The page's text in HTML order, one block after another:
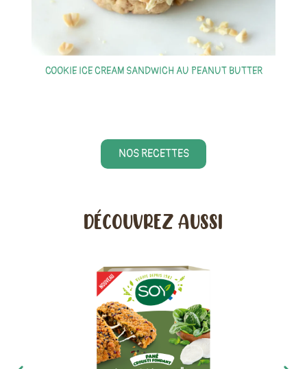
COOKIE ICE CREAM SANDWICH AU PEANUT BUTTER
NOS RECETTES
DÉCOUVREZ AUSSI